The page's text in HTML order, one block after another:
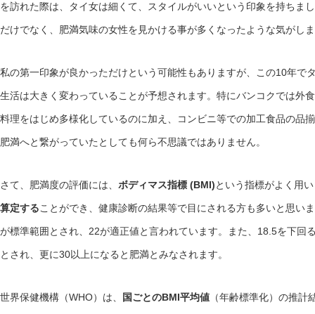
を訪れた際は、タイ女は細くて、スタイルがいいという印象を持ちま
だけでなく、肥満気味の女性を見かける事が多くなったような気がし
私の第一印象が良かっただけという可能性もありますが、この10年で
生活は大きく変わっていることが予想されます。特にバンコクでは外
料理をはじめ多様化しているのに加え、コンビニ等での加工食品の品
肥満へと繋がっていたとしても何ら不思議ではありません。
さて、肥満度の評価には、 ボディマス指標 (BMI)という指標がよく用
算定することができ、健康診断の結果等で目にされる方も多いと思い
が標準範囲とされ、22が適正値と言われています。また、18.5を下回
とされ、更に30以上になると肥満とみなされます。
世界保健機構（WHO）は、 国ごとのBMI平均値 （年齢標準化）の推